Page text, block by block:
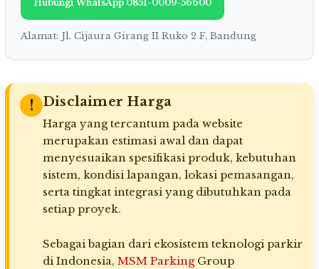
Hubungi WhatsApp 0851-0009-56600
Alamat: Jl. Cijaura Girang II Ruko 2 F, Bandung
! Disclaimer Harga
Harga yang tercantum pada website
merupakan estimasi awal dan dapat
menyesuaikan spesifikasi produk, kebutuhan
sistem, kondisi lapangan, lokasi pemasangan,
serta tingkat integrasi yang dibutuhkan pada
setiap proyek.
Sebagai bagian dari ekosistem teknologi parkir
di Indonesia, MSM ParkingGroup